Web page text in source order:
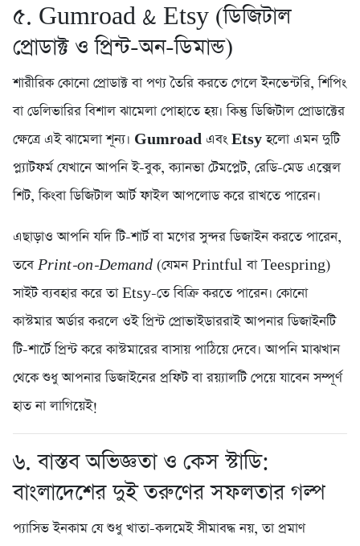
৫. Gumroad & Etsy (ডিজিটাল
প্রোডাক্ট ও প্রিন্ট-অন-ডিমান্ড)
শারীরিক কোনো প্রোডাক্ট বা পণ্য তৈরি করতে গেলে ইনভেন্টরি, শিপিং
বা ডেলিভারির বিশাল ঝামেলা পোহাতে হয়। কিন্তু ডিজিটাল প্রোডাক্টের
ক্ষেত্রে এই ঝামেলা শূন্য। Gumroad এবংEtsyহলো এমন দুটি
প্ল্যাটফর্ম যেখানে আপনি ই-বুক, ক্যানভা টেমপ্লেট, রেডি-মেড এক্সেল
শিট, কিংবা ডিজিটাল আর্ট ফাইল আপলোড করে রাখতে পারেন।
এছাড়াও আপনি যদি টি-শার্ট বা মগের সুন্দর ডিজাইন করতে পারেন,
তবেPrint-on-Demand (যেমন Printful বা Teespring)
সাইট ব্যবহার করে তা Etsy-তে বিক্রি করতে পারেন। কোনো
কাস্টমার অর্ডার করলে ওই প্রিন্ট প্রোভাইডাররাই আপনার ডিজাইনটি
টি-শার্টে প্রিন্ট করে কাস্টমারের বাসায় পাঠিয়ে দেবে। আপনি মাঝখান
থেকে শুধু আপনার ডিজাইনের প্রফিট বা রয়্যালটি পেয়ে যাবেন সম্পূর্ণ
হাত না লাগিয়েই!
৬. বাস্তব অভিজ্ঞতা ও কেস স্টাডি:
বাংলাদেশের দুই তরুণের সফলতার গল্প
প্যাসিভ ইনকাম যে শুধু খাতা-কলমেই সীমাবদ্ধ নয়, তা প্রমাণ